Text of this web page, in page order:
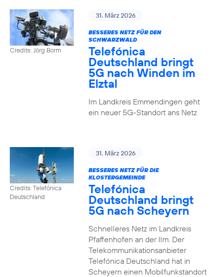
Credits: Jörg Borm
31. März 2026
BESSERES NETZ FÜR DEN
SCHWARZWALD
Telefónica
Deutschland bringt
5G nach Winden im
Elztal
Im Landkreis Emmendingen geht
ein neuer 5G-Standort ans Netz
Credits: Telefónica
Deutschland
31. März 2026
BESSERES NETZ FÜR DIE
KLOSTERGEMEINDE
Telefónica
Deutschland bringt
5G nach Scheyern
Schnelleres Netz im Landkreis
Pfaffenhofen an der Ilm: Der
Telekommunikationsanbieter
Telefónica Deutschland hat in
Scheyern einen Mobilfunkstandort